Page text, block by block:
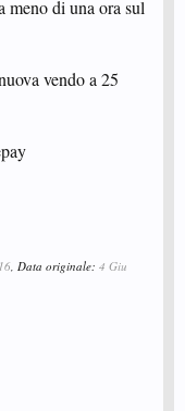
meno di una ora sul
vendo a 25
, Data originale: 4 Giu